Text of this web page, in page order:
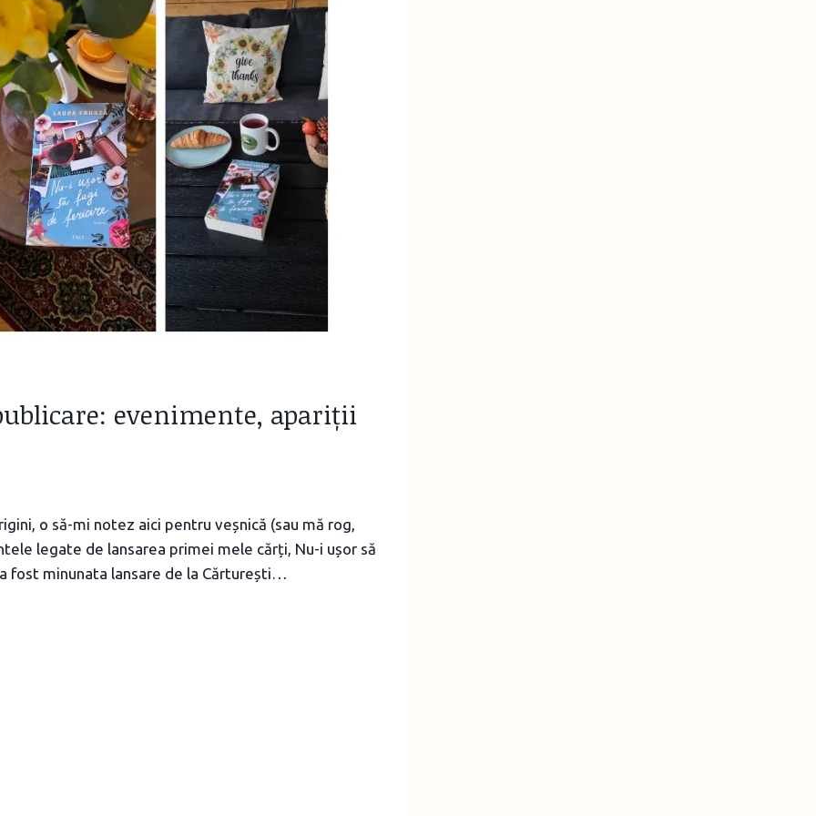
evenimente, apariții
o să-mi notez aici pentru veșnică (sau mă rog,
legate de lansarea primei mele cărți, Nu-i ușor să
fost minunata lansare de la Cărturești…